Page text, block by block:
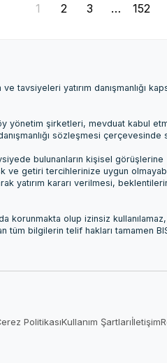
1 2 3 … 152
tavsiyeleri yatırım danışmanlığı
yönetim şirketleri, mevduat kabul
sözleşmesi çerçevesinde
bulunanların kişisel görüşlerine
ve getiri tercihlerinize uygun
yatırım kararı verilmesi,
korunmakta olup izinsiz
tüm bilgilerin telif hakları tamamen
PolitikasıKullanım Şartlarıİletişim